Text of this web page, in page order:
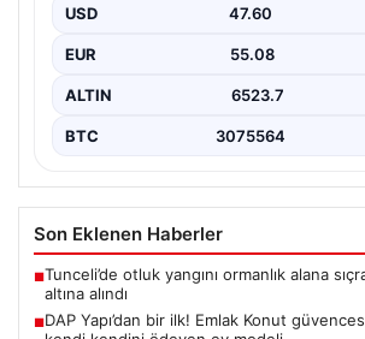
USD 47.60
EUR 55.08
ALTIN 6523.7
BTC 3075564
Son Eklenen Haberler
■Tunceli’de otluk yangını ormanlık alana
altına alındı
■DAP Yapı’dan bir ilk! Emlak Konut